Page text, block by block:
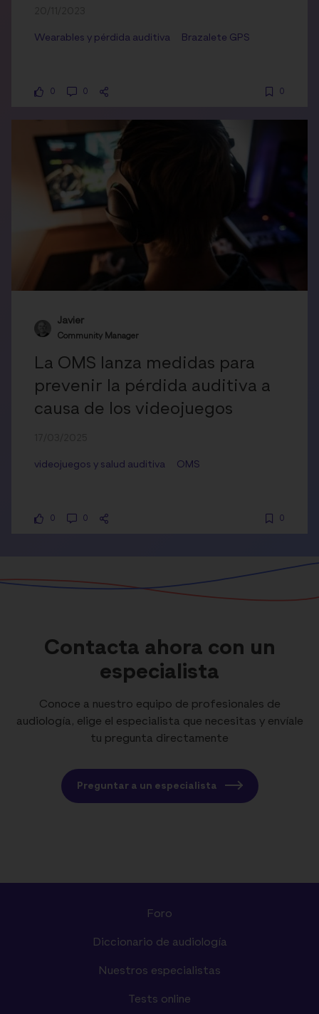
Wearables y pérdida auditiva Brazalete GPS
0 0 0
Javier
Community Manager
La OMS lanza medidas para
prevenir la pérdida auditiva a
causa de los videojuegos
videojuegos y salud auditiva OMS
0 0 0
Contacta ahora con un
especialista
Conoce a nuestro equipo de profesionales de
audiología, elige el especialista que necesitas y envíale
tu pregunta directamente
Preguntar a un especialista
Foro
Diccionario de audiología
Nuestros especialistas
Tests online